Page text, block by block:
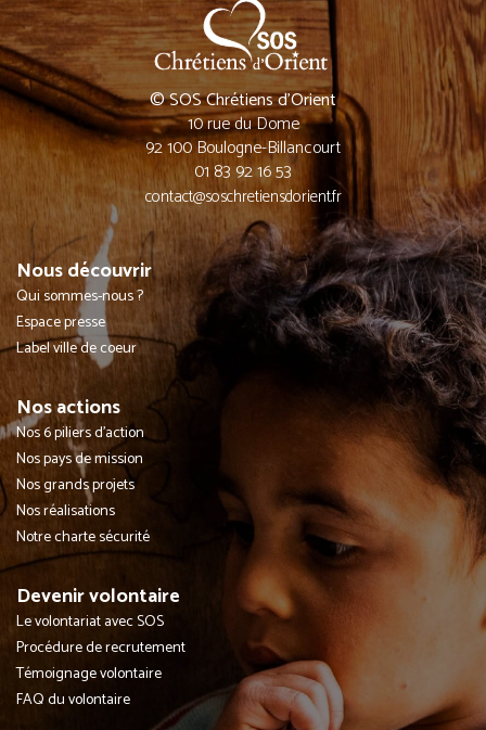
© SOS Chrétiens d’Orient
10 rue du Dome
92 100 Boulogne-Billancourt
01 83 92 16 53
contact@soschretiensdorient.fr
Nous découvrir
Qui sommes-nous ?
Espace presse
Label ville de coeur
Nos actions
Nos 6 piliers d'action
Nos pays de mission
Nos grands projets
Nos réalisations
Notre charte sécurité
Devenir volontaire
Le volontariat avec SOS
Procédure de recrutement
Témoignage volontaire
FAQ du volontaire